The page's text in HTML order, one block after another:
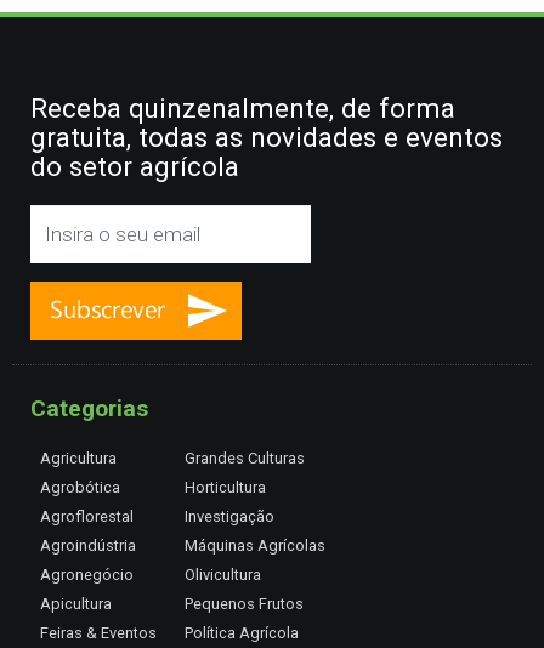
Receba quinzenalmente, de forma
gratuita, todas as novidades e eventos
do setor agrícola
Categorias
Agricultura
Agrobótica
Agroflorestal
Agroindústria
Agronegócio
Apicultura
Feiras & Eventos
Grandes Culturas
Horticultura
Investigação
Máquinas Agrícolas
Olivicultura
Pequenos Frutos
Política Agrícola